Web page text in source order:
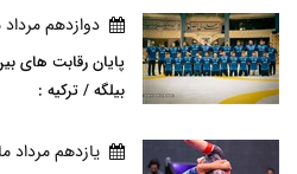
دوازدهم مرداد ماه
پایان رقابت های
بیلگه / ترکیه :
يازدهم مرداد ماه